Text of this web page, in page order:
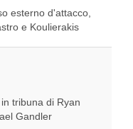
esterno d'attacco,
e Koulierakis
tribuna di Ryan
Gandler